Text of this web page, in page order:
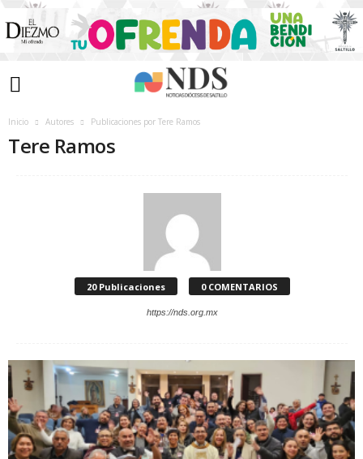
Inicio Autores Publicaciones por Tere Ramos
Tere Ramos
20 Publicaciones 0 COMENTARIOS
https://nds.org.mx